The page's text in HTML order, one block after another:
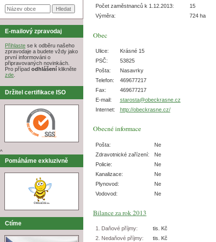
E-mailový zpravodaj
Přihlaste se k odběru našeho
zpravodaje a budete vždy jako
první informováni o
připravovaných novinkách.
Pro případ odhlášení klikněte
zde.
Držitel certifikace ISO
^
Pomáháme exkluzivně
Ctíme
Počet zaměstnanců k 1.12.2013:
15
Výměra:
724 ha
Obec
Ulice:
Krásné 15
PSČ:
53825
Pošta:
Nasavrky
Telefon:
469677217
Fax:
469677217
E-mail:
starosta@obeckrasne.cz
Internet:
http://obeckrasne.cz/
Obecné informace
Pošta:
Ne
Zdravotnické zařízení:
Ne
Policie:
Ne
Kanalizace:
Ne
Plynovod:
Ne
Vodovod:
Ne
Bilance za rok 2013
1. Daňové příjmy:
tis. Kč
2. Nedaňové příjmy:
tis. Kč